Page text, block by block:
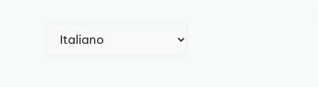
Scegli
una